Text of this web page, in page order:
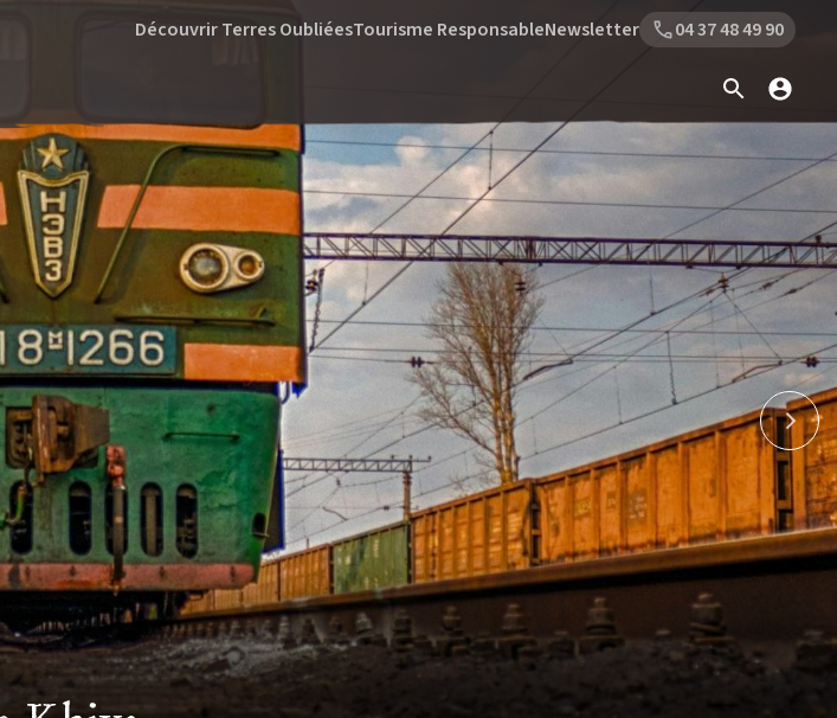
Découvrir Terres OubliéesTourisme ResponsableNewsletter 04 37 48 49 90